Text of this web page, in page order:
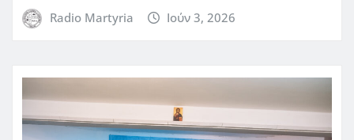
Radio Martyria Ιούν 3, 2026